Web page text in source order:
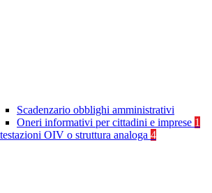
Scadenzario obblighi amministrativi
Oneri informativi per cittadini e imprese 1
OIV o struttura analoga 4